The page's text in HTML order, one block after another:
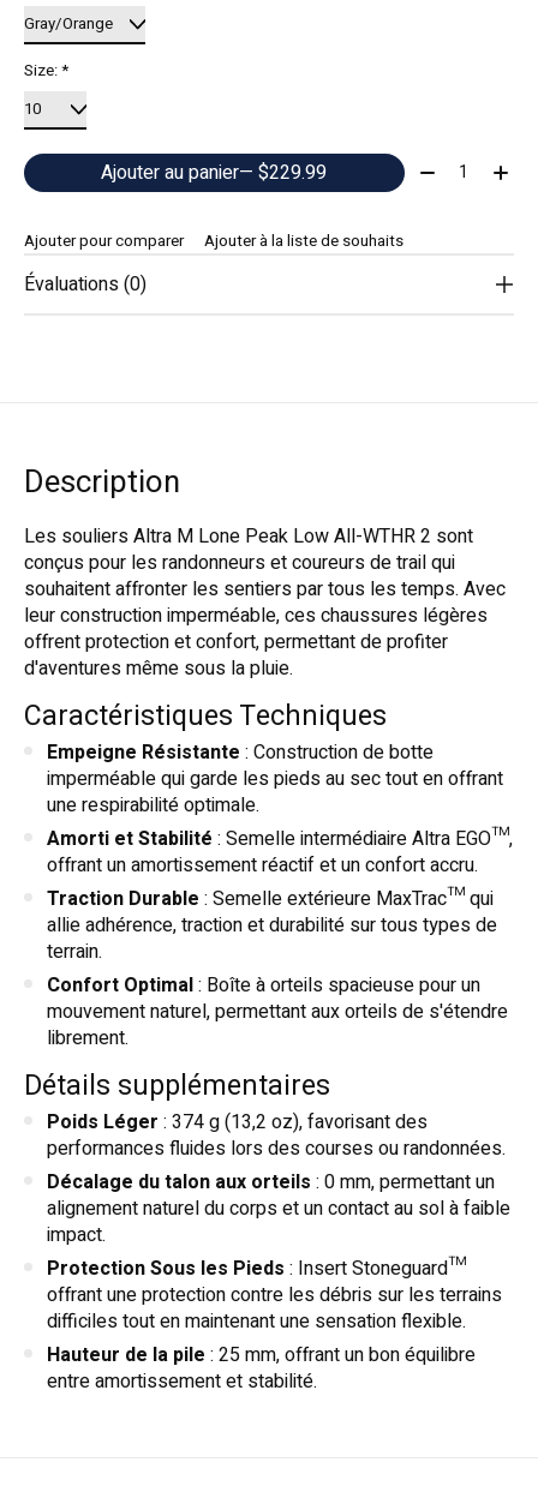
Size:*
Ajouter au panier — $229.99 Quantité:
Ajouter pour comparer Ajouter à la liste de souhaits
Évaluations (0)
Description
Les souliers Altra M Lone Peak Low All-WTHR 2 sont
conçus pour les randonneurs et coureurs de trail qui
souhaitent affronter les sentiers par tous les temps. Avec
leur construction imperméable, ces chaussures légères
offrent protection et confort, permettant de profiter
d'aventures même sous la pluie.
Caractéristiques Techniques
Empeigne Résistante : Construction de botte
imperméable qui garde les pieds au sec tout en offrant
une respirabilité optimale.
Amorti et Stabilité : Semelle intermédiaire Altra EGO™,
offrant un amortissement réactif et un confort accru.
Traction Durable : Semelle extérieure MaxTrac™ qui
allie adhérence, traction et durabilité sur tous types de
terrain.
Confort Optimal: Boîte à orteils spacieuse pour un
mouvement naturel, permettant aux orteils de s'étendre
librement.
Détails supplémentaires
Poids Léger : 374 g (13,2 oz), favorisant des
performances fluides lors des courses ou randonnées.
Décalage du talon aux orteils : 0 mm, permettant un
alignement naturel du corps et un contact au sol à faible
impact.
Protection Sous les Pieds : Insert Stoneguard™
offrant une protection contre les débris sur les terrains
difficiles tout en maintenant une sensation flexible.
Hauteur de la pile : 25 mm, offrant un bon équilibre
entre amortissement et stabilité.